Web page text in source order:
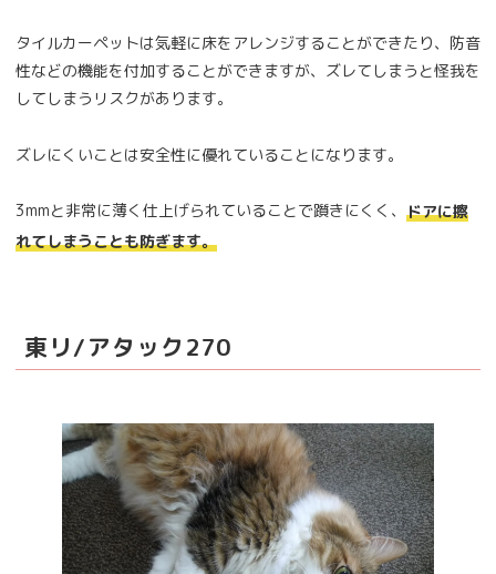
タイルカーペットは気軽に床をアレンジすることができたり、防音
性などの機能を付加することができますが、ズレてしまうと怪我を
してしまうリスクがあります。
ズレにくいことは安全性に優れていることになります。
3mmと非常に薄く仕上げられていることで躓きにくく、 ドアに擦
れてしまうことも防ぎます。
東リ/アタック270